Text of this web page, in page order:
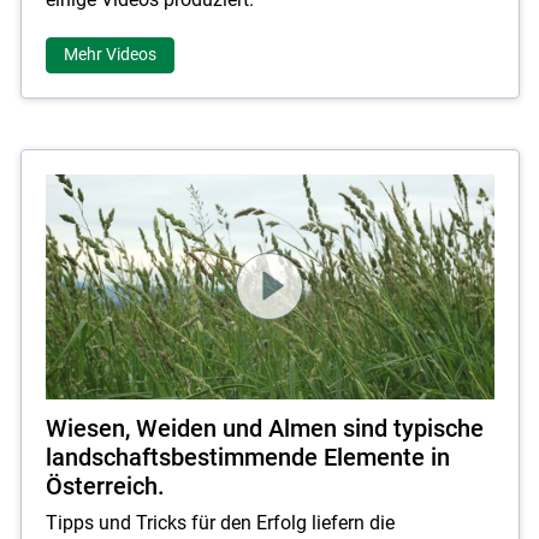
Skip to main content
Mehr Videos
Wiesen, Weiden und Almen sind typische
landschaftsbestimmende Elemente in
Österreich.
Tipps und Tricks für den Erfolg liefern die